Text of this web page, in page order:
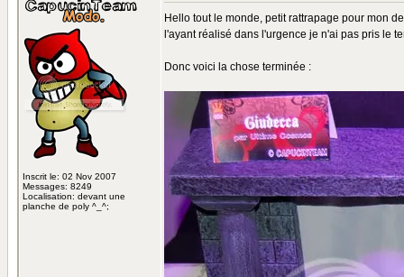
Inscrit le: 02 Nov 2007
Messages: 8249
Localisation: devant une
planche de poly ^_^;
Hello tout le monde, petit rattrapage pour mon
l'ayant réalisé dans l'urgence je n'ai pas pris le
Donc voici la chose terminée :